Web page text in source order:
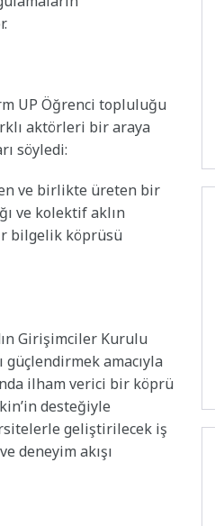
UP Öğrenci topluluğu
aktörleri bir araya
söyledi:
ve birlikte üreten bir
ve kolektif aklın
bilgelik köprüsü
Girişimciler Kurulu
güçlendirmek amacıyla
ilham verici bir köprü
desteğiyle
geliştirilecek iş
deneyim akışı